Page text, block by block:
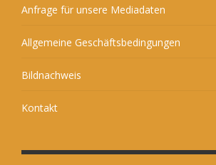
Anfrage für unsere Mediadaten
Allgemeine Geschäftsbedingungen
Bildnachweis
Kontakt